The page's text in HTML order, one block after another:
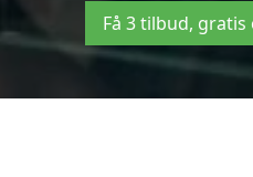
Få 3 tilbud,